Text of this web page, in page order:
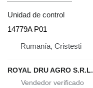
Unidad de control
14779A P01
Rumanía, Cristesti
ROYAL DRU AGRO S.R.L.